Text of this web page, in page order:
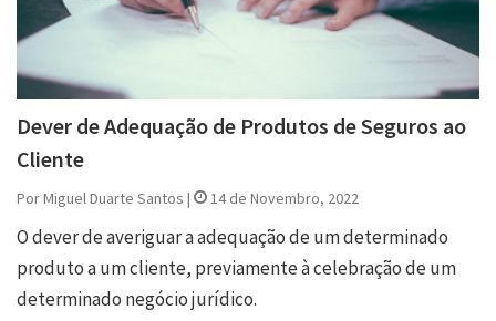
Dever de Adequação de Produtos de Seguros ao
Cliente
Por Miguel Duarte Santos | 14 de Novembro, 2022
O dever de averiguar a adequação de um determinado
produto a um cliente, previamente à celebração de um
determinado negócio jurídico.